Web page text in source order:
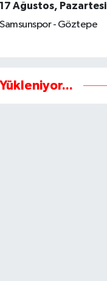
17 Ağustos, Pazartesi
Samsunspor - Göztepe
Yükleniyor...